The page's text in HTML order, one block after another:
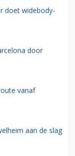
doet widebody-
door
vanaf
aan de slag